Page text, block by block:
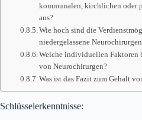
kommunalen, kirchlichen oder
aus?
Wie hoch sind die
niedergelassene
Welche individuellen Faktoren
von Neurochirurgen?
Was ist das Fazit zum Gehalt
Schlüsselerkenntnisse: